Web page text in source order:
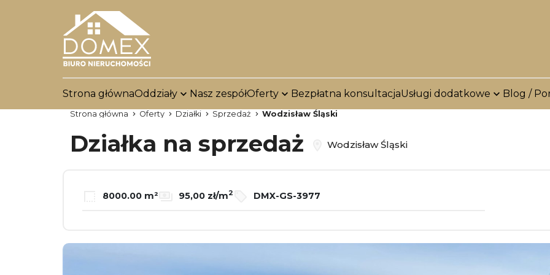
Strona głównaOddziały Nasz zespółOferty Bezpłatna konsultacjaUsługi dodatkowe Blog /
Strona główna Oferty Działki Sprzedaż Wodzisław Śląski
Działka na sprzedaż Wodzisław Śląski
8000.00 m² 95,00 zł/m2 DMX-GS-3977